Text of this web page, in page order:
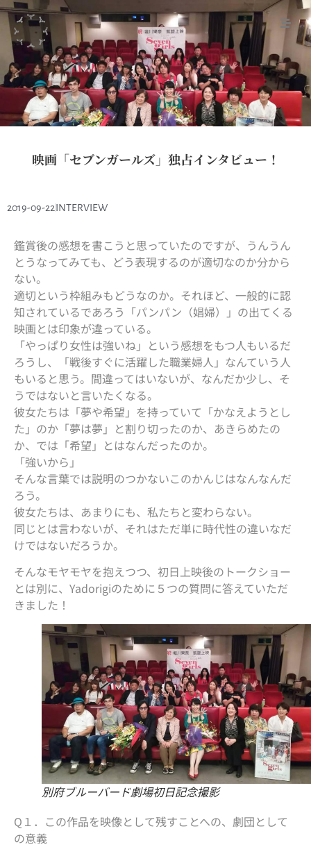
映画「セブンガールズ」独占インタビュー！
2019-09-22INTERVIEW
鑑賞後の感想を書こうと思っていたのですが、うんうん
とうなってみても、どう表現するのが適切なのか分から
ない。
適切という枠組みもどうなのか。それほど、一般的に認
知されているであろう「パンパン（娼婦）」の出てくる
映画とは印象が違っている。
「やっぱり女性は強いね」という感想をもつ人もいるだ
ろうし、「戦後すぐに活躍した職業婦人」なんていう人
もいると思う。間違ってはいないが、なんだか少し、そ
うではないと言いたくなる。
彼女たちは「夢や希望」を持っていて「かなえようとし
た」のか「夢は夢」と割り切ったのか、あきらめたの
か、では「希望」とはなんだったのか。
「強いから」
そんな言葉では説明のつかないこのかんじはなんなんだ
ろう。
彼女たちは、あまりにも、私たちと変わらない。
同じとは言わないが、それはただ単に時代性の違いなだ
けではないだろうか。
そんなモヤモヤを抱えつつ、初日上映後のトークショー
とは別に、Yadorigiのために５つの質問に答えていただ
きました！
別府ブルーバード劇場初日記念撮影
Q１．この作品を映像として残すことへの、劇団として
の意義